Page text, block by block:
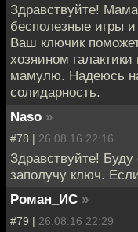
Здравствуйте!
бесполезные игры
Ваш ключик
хозяином
мамулю. Надеюсь
солидарность.
Naso »
#78 | 26.08.16 22:16
Здравствуйте!
заполучу ключ.
Роман_ИС »
#79 | 26.08.16 22:29